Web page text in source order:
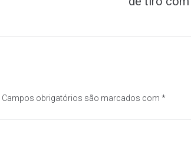
Campos obrigatórios são marcados com *